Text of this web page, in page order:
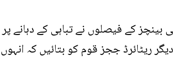
کے فیصلوں نے تباہی کے دہانے پر
ریٹائرڈ ججز قوم کو بتائیں کہ